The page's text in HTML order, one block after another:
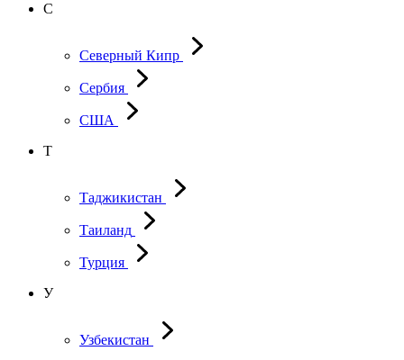
С
Северный Кипр
Сербия
США
Т
Таджикистан
Таиланд
Турция
У
Узбекистан